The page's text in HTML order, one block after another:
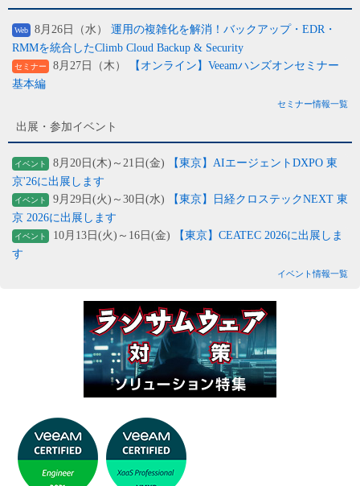
Web 8月26日（水） 運用の複雑化を解消！バックアップ・EDR・
RMMを統合したClimb Cloud Backup & Security
セミナー 8月27日（木）
【オンライン】Veeamハンズオンセミナー
基本編
セミナー情報一覧
出展・参加イベント
イベント 8月20日(木)～21日(金)
【東京】AIエージェントDXPO 東
京'26に出展します
イベント 9月29日(火)～30日(水)
【東京】日経クロステックNEXT 東
京 2026に出展します
イベント 10月13日(火)～16日(金)
【東京】CEATEC 2026に出展しま
す
イベント情報一覧